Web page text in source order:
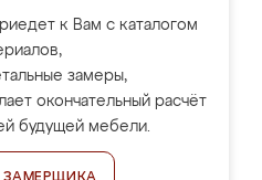
к Вам с каталогом
замеры,
окончательный расчёт
будущей мебели.